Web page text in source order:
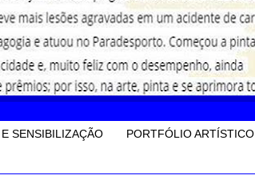
SENSIBILIZAÇÃO PORTFÓLIO ARTÍSTICO